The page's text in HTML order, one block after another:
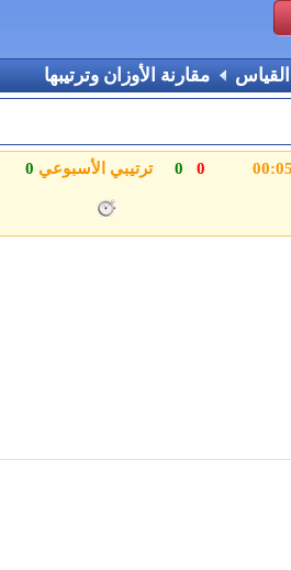
القياس مقارنة الأوزان وترتيبها
0
0 ترتيبي الأسبوعي 0